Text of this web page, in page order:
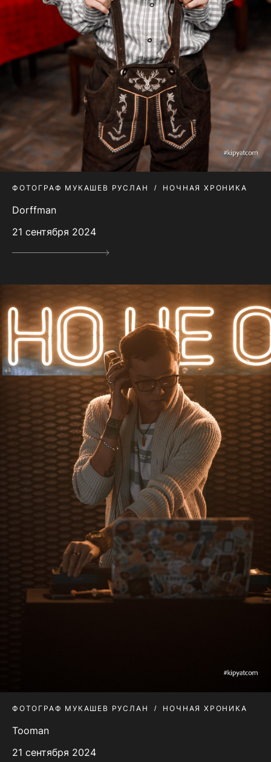
ФОТОГРАФ МУКАШЕВ РУСЛАН НОЧНАЯ ХРОНИКА
Dorffman
21 сентября 2024
ФОТОГРАФ МУКАШЕВ РУСЛАН НОЧНАЯ ХРОНИКА
Tooman
21 сентября 2024